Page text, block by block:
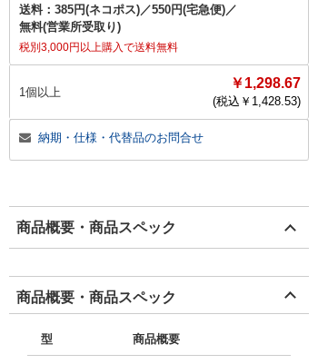
送料： 385円(ネコポス)／550円(宅急便)／
無料(営業所受取り)
税別3,000円以上購入で送料無料
1個以上
￥1,298.67
(税込￥ 1,428.53)
納期・仕様・代替品のお問合せ
商品概要・商品スペック
商品概要・商品スペック
型 商品概要